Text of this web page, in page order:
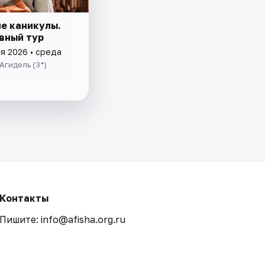
каникулы.
тур
2026 • среда
(3*)
Контакты
Пишите: info@afisha.org.ru